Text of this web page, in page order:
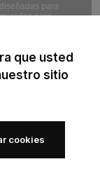
para
para
que usted
sitio
cookies